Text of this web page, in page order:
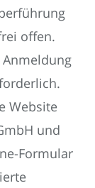
offen.
Website
und
Formular